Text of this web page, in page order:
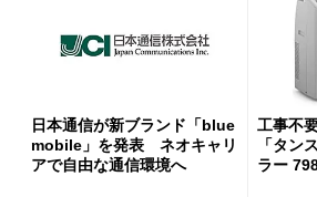
日本通信が新ブランド「blue
mobile」を発表 ネオキャリ
アで自由な通信環境へ
工事不
「タン
ラー